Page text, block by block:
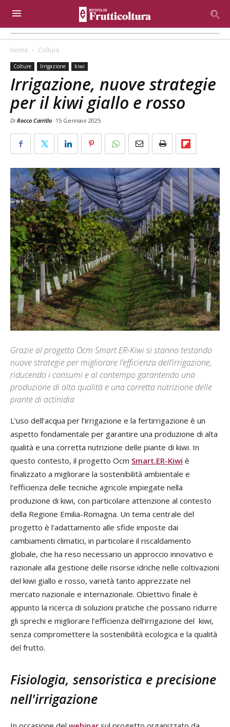
Home Colture
Colture Irrigazione kiwi
Irrigazione, nuove strategie
per il kiwi giallo e rosso
Di Rocco Carrillo 15 Gennaio 2025
Grazie al progetto Ocm Smart.ER-Kiwi si stanno testando
nuove strategie per migliorare l’efficienza dell’irrigazione,
riducendo i consumi e al contempo garantendo una
produzione di alta qualità e una corretta nutrizione delle
piante di actinidia
L’uso dell’acqua per l’irrigazione e la fertirrigazione è un
aspetto fondamentale per garantire una produzione di alta
qualità e una corretta nutrizione delle piante di kiwi. In
questo contesto, il progetto Ocm Smart.ER-Kiwi è
finalizzato a migliorare la sostenibilità ambientale e
l’efficienza delle tecniche agricole impiegate nella
produzione di kiwi, con particolare attenzione al contesto
della Regione Emilia-Romagna. Un tema centrale del
progetto è l’adattamento alle sfide imposte dai
cambiamenti climatici, in particolare il riscaldamento
globale, che ha reso necessario un approccio innovativo e
razionale alla gestione delle risorse idriche nelle coltivazioni
del kiwi giallo e rosso, varietà tanto apprezzate nel
mercato nazionale e internazionale. Obiettivo finale è
appunto la ricerca di soluzioni pratiche che possano ridurre
gli sprechi e migliorare l’efficienza dell’irrigazione del kiwi,
senza compromettere la sostenibilità ecologica e la qualità
del frutto.
Fisiologia, sensoristica e precisione
nell'irrigazione